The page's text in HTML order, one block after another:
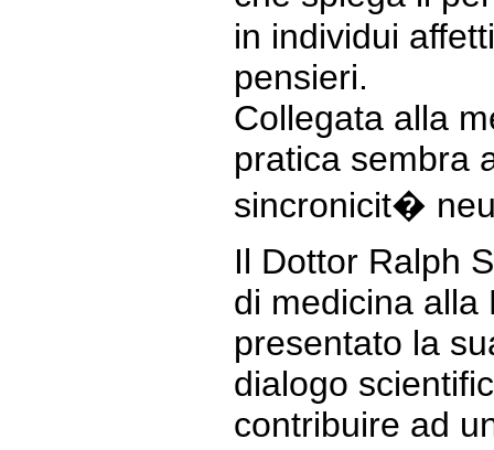
in individui
pensieri.
Collegata alla
pratica sembra
sincronicit�
Il Dottor Ralph
di medicina alla
presentato la
dialogo
contribuire ad